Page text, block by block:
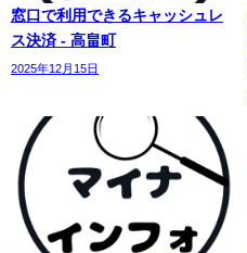
窓口で利用できるキャッシュレ
ス決済 - 高畠町
2025年12月15日